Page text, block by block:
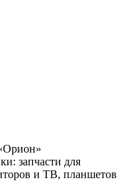
запчасти для
и ТВ, планшетов